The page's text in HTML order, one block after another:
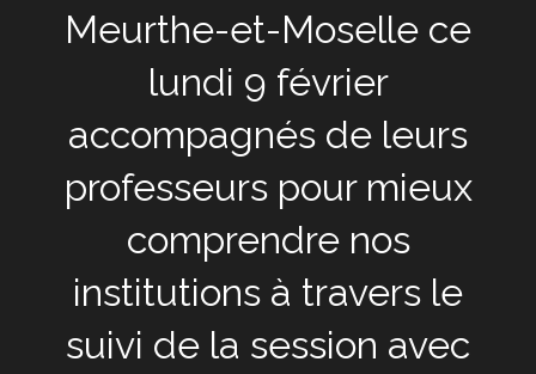
Meurthe-et-Moselle ce
lundi 9 février
accompagnés de leurs
professeurs pour mieux
comprendre nos
institutions à travers le
suivi de la session avec